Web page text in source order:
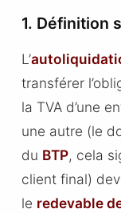
1. Définition
L’
transférer
la TVA d’une
une autre (le
du BTP, cela
client final)
le redevable